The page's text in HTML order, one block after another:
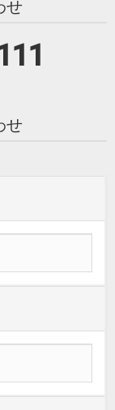
せ
せ